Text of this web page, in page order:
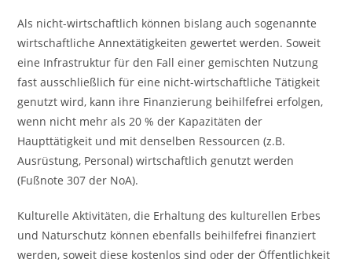
Als nicht-wirtschaftlich können bislang auch sogenannte
wirtschaftliche Annextätigkeiten gewertet werden. Soweit
eine Infrastruktur für den Fall einer gemischten Nutzung
fast ausschließlich für eine nicht-wirtschaftliche Tätigkeit
genutzt wird, kann ihre Finanzierung beihilfefrei erfolgen,
wenn nicht mehr als 20 % der Kapazitäten der
Haupttätigkeit und mit denselben Ressourcen (z.B.
Ausrüstung, Personal) wirtschaftlich genutzt werden
(Fußnote 307 der NoA).
Kulturelle Aktivitäten, die Erhaltung des kulturellen Erbes
und Naturschutz können ebenfalls beihilfefrei finanziert
werden, soweit diese kostenlos sind oder der Öffentlichkeit